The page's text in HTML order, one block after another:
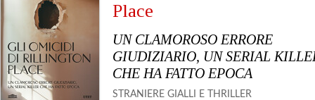
Place
UN CLAMOROSO ERRORE
GIUDIZIARIO, UN SERIAL
CHE HA FATTO EPOCA
STRANIERE GIALLI E THRILLER